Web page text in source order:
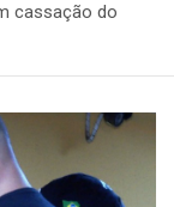
cassação do